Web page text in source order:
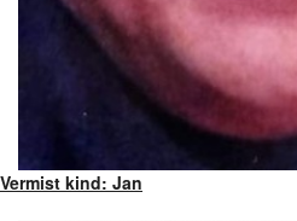
Vermist kind: Jan